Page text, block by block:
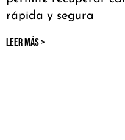
rápida y segura
LEER MÁS >